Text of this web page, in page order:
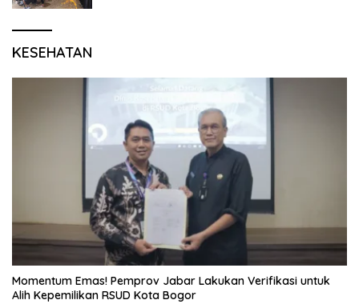
KESEHATAN
Momentum Emas! Pemprov Jabar Lakukan Verifikasi untuk
Alih Kepemilikan RSUD Kota Bogor